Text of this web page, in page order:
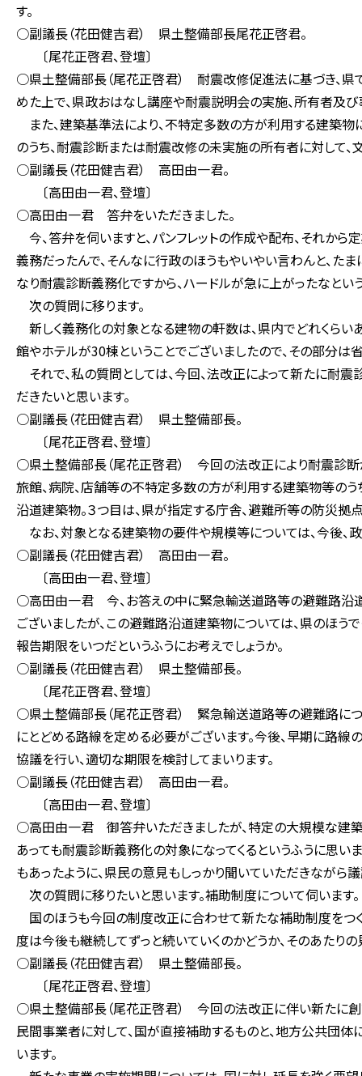
す。
○副議長（花田健吉君） 県土整備部長尾花正啓君。
〔尾花正啓君、登壇〕
○県土整備部長（尾花正啓君） 耐震改修促進法に基づき、
めた上で、県政おはなし講座や耐震説明会の実施、所有者及び
また、建築基準法により、不特定多数の方が利用する建築
のうち、耐震診断または耐震改修の未実施の所有者に対して、
○副議長（花田健吉君） 高田由一君。
〔高田由一君、登壇〕
○高田由一君 答弁をいただきました。
今、答弁を伺いますと、パンフレットの作成や配布、それか
義務だったんで、そんなに行政のほうもやいやい言わんと、た
なり耐震診断義務化ですから、ハードルが急に上がったなとい
次の質問に移ります。
新しく義務化の対象となる建物の軒数は、県内でどれくらい
館やホテルが30棟ということでございましたので、その部分は
それで、私の質問としては、今回、法改正によって新たに耐
だきたいと思います。
○副議長（花田健吉君） 県土整備部長。
〔尾花正啓君、登壇〕
○県土整備部長（尾花正啓君） 今回の法改正により耐震診断
旅館、病院、店舗等の不特定多数の方が利用する建築物等の
沿道建築物。３つ目は、県が指定する庁舎、避難所等の防災拠
なお、対象となる建築物の要件や規模等については、今後、
○副議長（花田健吉君） 高田由一君。
〔高田由一君、登壇〕
○高田由一君 今、お答えの中に緊急輸送道路等の避難路沿
ございましたが、この避難路沿道建築物については、県のほう
報告期限をいつだというふうにお考えでしょうか。
○副議長（花田健吉君） 県土整備部長。
〔尾花正啓君、登壇〕
○県土整備部長（尾花正啓君） 緊急輸送道路等の避難路に
にとどめる路線を定める必要がございます。今後、早期に路
協議を行い、適切な期限を検討してまいります。
○副議長（花田健吉君） 高田由一君。
〔高田由一君、登壇〕
○高田由一君 御答弁いただきましたが、特定の大規模な建
あっても耐震診断義務化の対象になってくるというふうに思い
もあったように、県民の意見もしっかり聞いていただきながら
次の質問に移りたいと思います。補助制度について伺います。
国のほうも今回の制度改正に合わせて新たな補助制度をつく
度は今後も継続してずっと続いていくのかどうか、そのあたり
○副議長（花田健吉君） 県土整備部長。
〔尾花正啓君、登壇〕
○県土整備部長（尾花正啓君） 今回の法改正に伴い新たに
民間事業者に対して、国が直接補助するものと、地方公共団
います。